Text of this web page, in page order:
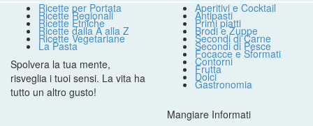
Ricette per Portata
Ricette Regionali
Ricette Etniche
Ricette dalla A alla Z
Ricette Vegetariane
La Pasta
Spolvera la tua mente,
risveglia i tuoi sensi. La vita ha
tutto un altro gusto!
Aperitivi e Cocktail
Antipasti
Primi piatti
Brodi e Zuppe
Secondi di Carne
Secondi di Pesce
Focacce e Sformati
Contorni
Frutta
Dolci
Gastronomia
Mangiare Informati